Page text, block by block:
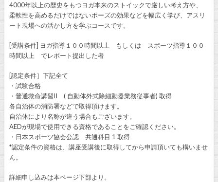
4000年以上の歴史をもつヨガ本来のストイックで厳しい考え方や、
柔軟性を高めるだけではないポーズの効果などを幅広く学び、アスリ
ート現場への活かし方を学ぶコースです。
[受講条件] ヨガ指導１００時間以上 もしくは スポーツ指導１００
時間以上 でレポート提出した者
[認定条件］下記全て
・試験合格
・普通救命講習II ( 自動体外式除細動器業務従事者) 取得
各自治体の消防署などで取得頂けます。
自治体により名称が違う場合もございます。
AEDが現場で使用できる資格であることをご確認ください。
・日本スポーツ協会公認 共通科目 1 取得
*認定条件の資格は、講座受講後に取得してから申請頂いても構いませ
ん。
詳細申し込みは本ページ下部より。